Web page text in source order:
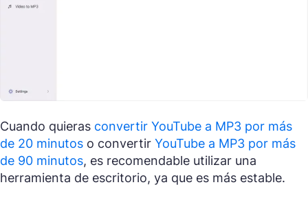
Cuando quieras convertir YouTube a MP3 por más
de 20 minutos o convertir YouTube a MP3 por más
de 90 minutos, es recomendable utilizar una
herramienta de escritorio, ya que es más estable.